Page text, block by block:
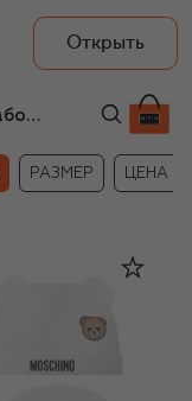
Открыть
Белые комплекты и наборы для новорождённых
РАЗМЕР ЦЕНА